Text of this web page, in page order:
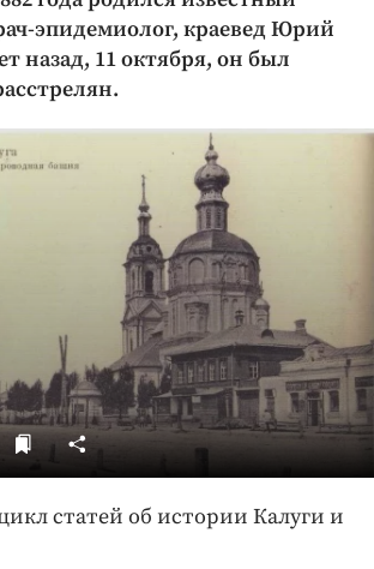
и ЖКХ
и бизнес
чтиво
эпидемиолог, краевед Юрий
назад, 11 октября, он был
статей об истории Калуги и